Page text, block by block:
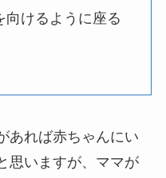
向けるように座る
あれば赤ちゃんにい
思いますが、ママが